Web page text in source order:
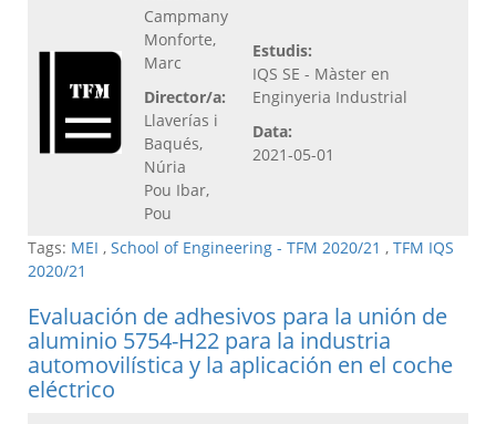
Campmany
Monforte,
Marc
Director/a:
Llaverías i
Baqués,
Núria
Pou Ibar,
Pou
Estudis:
IQS SE - Màster en
Enginyeria Industrial
Data:
2021-05-01
Tags: MEI , School of Engineering - TFM 2020/21 , TFM IQS
2020/21
Evaluación de adhesivos para la unión de
aluminio 5754-H22 para la industria
automovilística y la aplicación en el coche
eléctrico